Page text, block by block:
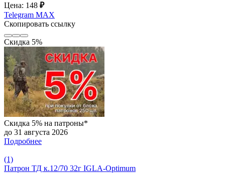
Цена: 148 ₽
Telegram MAX
Скопировать ссылку
Скидка 5%
Скидка 5% на патроны*
до 31 августа 2026
Подробнее
(1)
Патрон ТД к.12/70 32г IGLA-Optimum